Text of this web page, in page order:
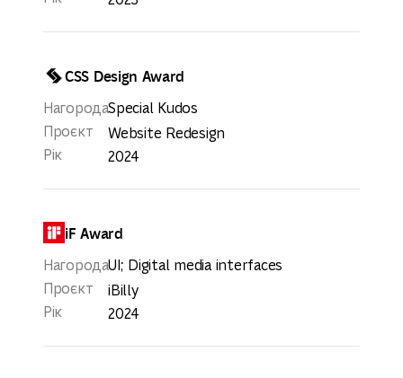
CSS Design Award
НагородаSpecial Kudos
Проєкт
Website Redesign
Рік
2024
iF Award
НагородаUI; Digital media interfaces
Проєкт
iBilly
Рік
2024